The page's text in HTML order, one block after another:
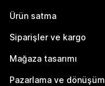
Ürün satma
Siparişler ve kargo
Mağaza tasarımı
Pazarlama ve dönüşüm